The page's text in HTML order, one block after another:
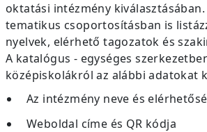
oktatási intézmény
tematikus csoportosításban is
nyelvek, elérhető tagozatok és
A katalógus - egységes
középiskolákról az alábbi adatokat
Az intézmény neve és
Weboldal címe és QR kódja